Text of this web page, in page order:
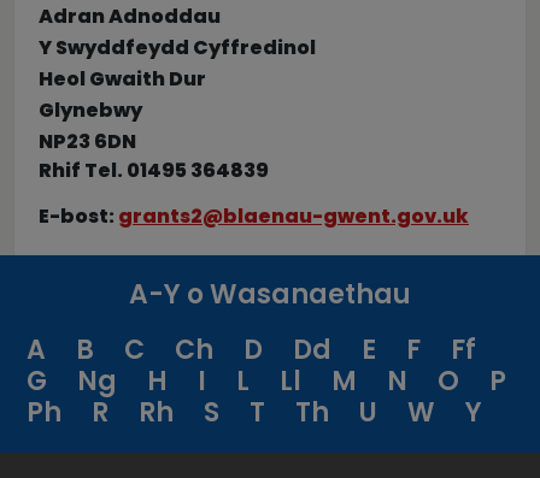
Adran Adnoddau
Y Swyddfeydd Cyffredinol
Heol Gwaith Dur
Glynebwy
NP23 6DN
Rhif Tel. 01495 364839
E-bost: grants2@blaenau-gwent.gov.uk
A-Y o Wasanaethau
A
B C Ch D Dd E F
Ff
G
Ng H I L Ll M N O
P
Ph
R Rh S T Th U W Y